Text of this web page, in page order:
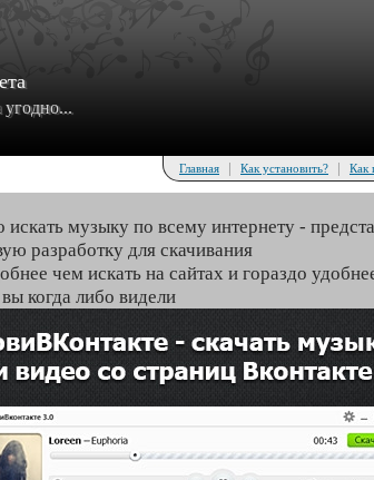
угодно...
Главная | Как установить? | Как
музыку по всему интернету -
разработку для скачивания
чем искать на сайтах и гораздо
вы когда либо видели